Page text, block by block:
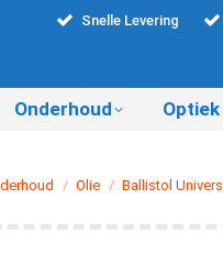
Snelle Levering
Onderhoud Optiek
Olie Ballistol